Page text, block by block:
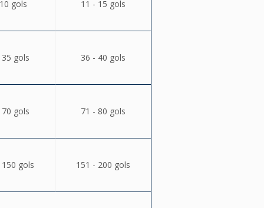
gols 11 - 15 gols
gols 36 - 40 gols
gols 71 - 80 gols
gols 151 - 200 gols